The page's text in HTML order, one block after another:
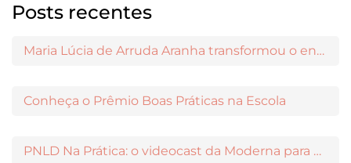
Posts recentes
Maria Lúcia de Arruda Aranha transformou o ensino de Filosofia no Brasil
Conheça o Prêmio Boas Práticas na Escola
PNLD Na Prática: o videocast da Moderna para apoiar a escolha das obras aprovadas